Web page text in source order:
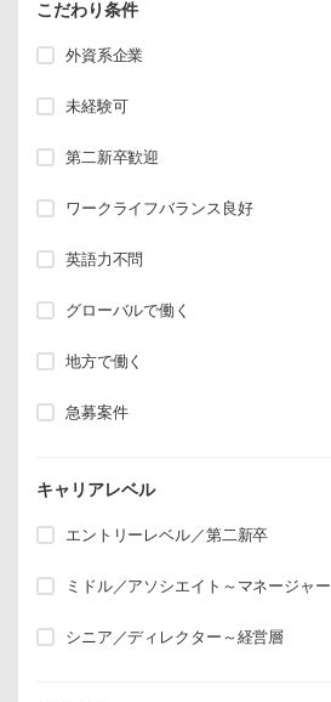
こだわり条件
外資系企業
未経験可
第二新卒歓迎
ワークライフバランス良好
英語力不問
グローバルで働く
地方で働く
急募案件
キャリアレベル
エントリーレベル／第二新卒
ミドル／アソシエイト～マネージャー
シニア／ディレクター～経営層